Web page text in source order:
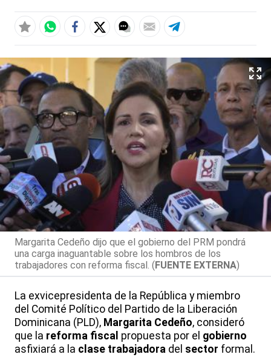
Margarita Cedeño dijo que el gobierno del PRM pondrá
una carga inaguantable sobre los hombros de los
trabajadores con reforma fiscal. (FUENTE EXTERNA)
La exvicepresidenta de la República y miembro
del Comité Político del Partido de la Liberación
Dominicana (PLD), Margarita Cedeño, consideró
que la reforma fiscal propuesta por el gobierno
asfixiará a la clase trabajadora del sector formal.